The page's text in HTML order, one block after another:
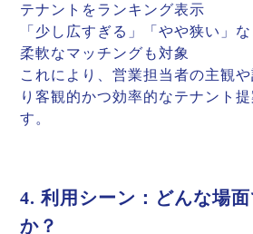
テナントをランキング表示
「少し広すぎる」「やや狭い」
柔軟なマッチングも対象
これにより、営業担当者の主観
り客観的かつ効率的なテナント
す。
4. 利用シーン：どんな場
か？